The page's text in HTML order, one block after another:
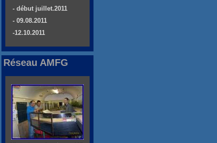
- début juillet.2011
- 09.08.2011
-12.10.2011
Réseau AMFG